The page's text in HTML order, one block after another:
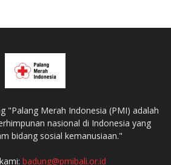
"Palang Merah Indonesia (PMI) adalah
nasional di Indonesia yang
bidang sosial kemanusiaan."
badung@pmibali.or.id